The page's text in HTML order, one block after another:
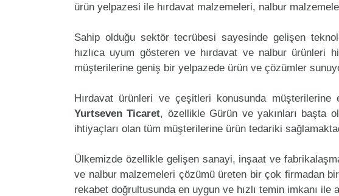
ürün yelpazesi ile hırdavat malzemeleri, nalbur
Sahip olduğu sektör tecrübesi sayesinde gelişen
hızlıca uyum gösteren ve hırdavat ve nalbur ürünleri
müşterilerine geniş bir yelpazede ürün ve çözümler
Hırdavat ürünleri ve çeşitleri konusunda
Yurtseven Ticaret, özellikle Gürün ve yakınları başta
ihtiyaçları olan tüm müşterilerine ürün tedariki
Ülkemizde özellikle gelişen sanayi, inşaat ve
ve nalbur malzemeleri çözümü üreten bir çok firmadan
rekabet doğrultusunda en uygun ve hızlı temin imkanı ile